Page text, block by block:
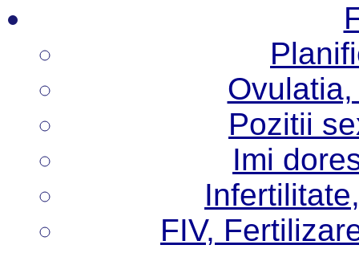
Pozitii
Imi
FIV,